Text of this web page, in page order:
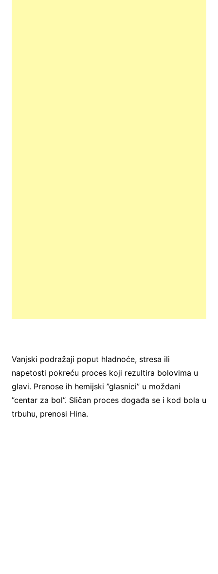
Vanjski podražaji poput hladnoće, stresa ili
napetosti pokreću proces koji rezultira bolovima u
glavi. Prenose ih hemijski ”glasnici” u moždani
”centar za bol”. Sličan proces događa se i kod bola u
trbuhu, prenosi Hina.